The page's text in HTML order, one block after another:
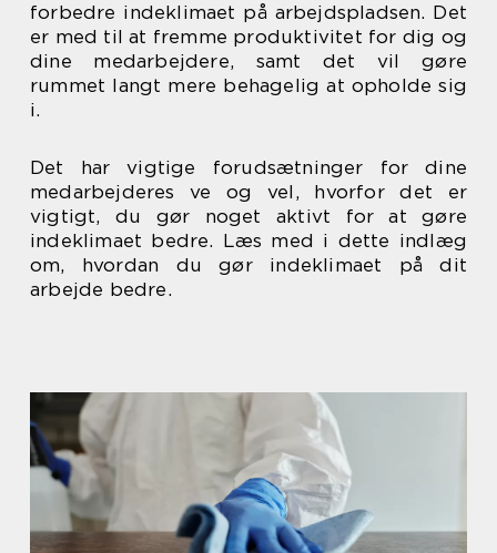
forbedre indeklimaet på arbejdspladsen. Det
er med til at fremme produktivitet for dig og
dine medarbejdere, samt det vil gøre
rummet langt mere behagelig at opholde sig
i.
Det har vigtige forudsætninger for dine
medarbejderes ve og vel, hvorfor det er
vigtigt, du gør noget aktivt for at gøre
indeklimaet bedre. Læs med i dette indlæg
om, hvordan du gør indeklimaet på dit
arbejde bedre.